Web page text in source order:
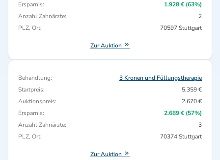
Ersparnis:
1.928 € (63%)
Anzahl Zahnärzte:
2
PLZ, Ort:
70597 Stuttgart
Zur Auktion
Behandlung:
3 Kronen und Füllungstherapie
Startpreis:
5.359 €
Auktionspreis:
2.670 €
Ersparnis:
2.689 € (57%)
Anzahl Zahnärzte:
3
PLZ, Ort:
70374 Stuttgart
Zur Auktion